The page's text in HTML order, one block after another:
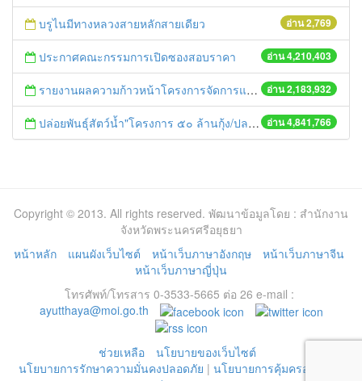
อ่าน 2,769
บรูไนมีทางหลวงสายหลักสายเดียว
อ่าน 4,210,403
ประกาศคณะกรรมการเปิดซองสอบราคา
อ่าน 2,183,932
รายงานผลความก้าวหน้าโครงการจัดการแก้ไขปัญหาขยะ สัปดาห์ที่ 9/2558
อ่าน 4,841,766
ปล่อยพันธุ์สัตว์น้ำ"โครงการ ๕๐ ล้านกุ้ง/ปลา ฟื้นชีวิตใหม่ให้เจ้าพระยา
Copyright © 2013. All rights reserved. พัฒนาข้อมูลโดย : สำนักงาน
จังหวัดพระนครศรีอยุธยา
หน้าหลัก
แผนผังเว็บไซต์ หน้าเว็บภาษาอังกฤษ
หน้าเว็บภาษาจีน
หน้าเว็บภาษาญี่ปุ่น
โทรศัพท์/โทรสาร 0-3533-5665 ต่อ 26 e-mail :
ayutthaya@moi.go.th
ช่วยเหลือ
นโยบายของเว็บไซต์
นโยบายการรักษาความมั่นคงปลอดภัย | นโยบายการคุ้มครองข้อมูล